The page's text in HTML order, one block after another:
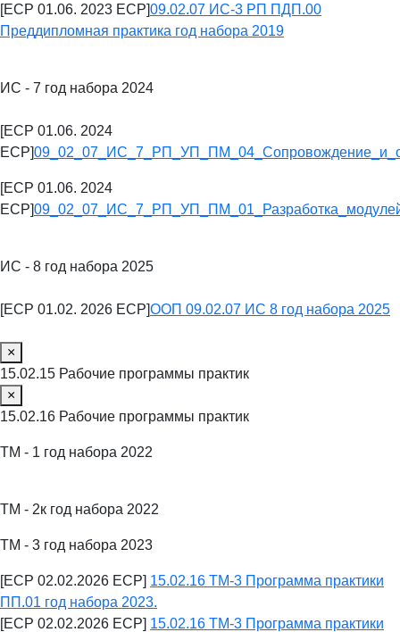
[ECP 01.06. 2023 ECP]09.02.07 ИС-3 РП ПДП.00
Преддипломная практика год набора 2019
ИС - 7 год набора 2024
[ECP 01.06. 2024
ECP]
[ECP 01.06. 2024
ECP]
ИС - 8 год набора 2025
[ECP 01.02. 2026 ECP]ООП 09.02.07 ИС 8 год набора 2025
×
15.02.15 Рабочие программы практик
×
15.02.16 Рабочие программы практик
ТМ - 1 год набора 2022
ТМ - 2к год набора 2022
ТМ - 3 год набора 2023
[ECP 02.02.2026 ECP] 15.02.16 ТМ-3 Программа практики
ПП.01 год набора 2023.
[ECP 02.02.2026 ECP] 15.02.16 ТМ-3 Программа практики